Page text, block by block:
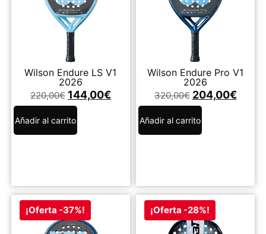
Wilson Endure LS V1
2026
220,00€ 144,00€
Añadir al carrito
Wilson Endure Pro V1
2026
320,00€ 204,00€
Añadir al carrito
¡Oferta -37%! ¡Oferta -28%!